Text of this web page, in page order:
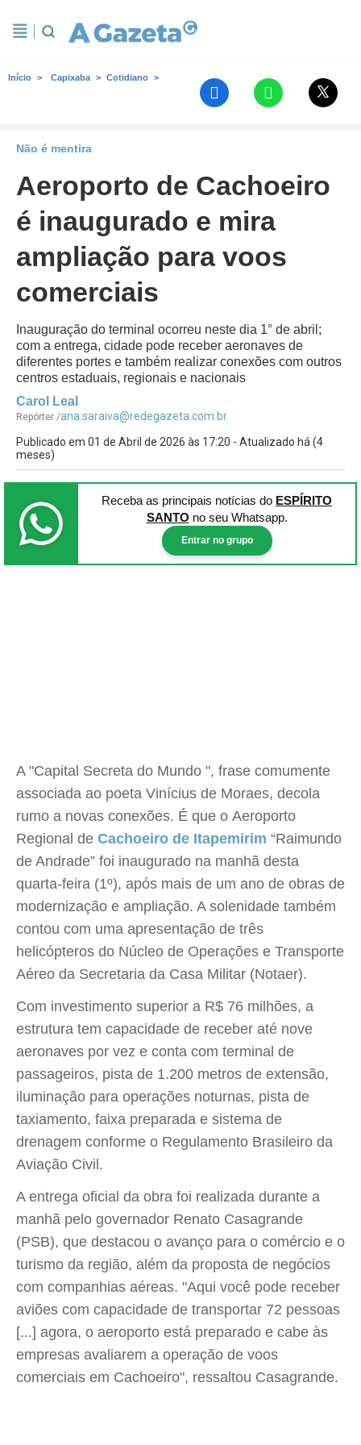
Início Capixaba Cotidiano
Não é mentira
Aeroporto de Cachoeiro
é inaugurado e mira
ampliação para voos
comerciais
Inauguração do terminal ocorreu neste dia 1° de abril;
com a entrega, cidade pode receber aeronaves de
diferentes portes e também realizar conexões com outros
centros estaduais, regionais e nacionais
Carol Leal
Repórter /ana.saraiva@redegazeta.com.br
Publicado em 01 de Abril de 2026 às 17:20 - Atualizado há (4
meses)
Receba as principais notícias do ESPÍRITO
SANTO no seu Whatsapp.
Entrar no grupo
A "Capital Secreta do Mundo ", frase comumente
associada ao poeta Vinícius de Moraes, decola
rumo a novas conexões. É que o Aeroporto
Regional de Cachoeiro de Itapemirim “Raimundo
de Andrade” foi inaugurado na manhã desta
quarta-feira (1º), após mais de um ano de obras de
modernização e ampliação. A solenidade também
contou com uma apresentação de três
helicópteros do Núcleo de Operações e Transporte
Aéreo da Secretaria da Casa Militar (Notaer).
Com investimento superior a R$ 76 milhões, a
estrutura tem capacidade de receber até nove
aeronaves por vez e conta com terminal de
passageiros, pista de 1.200 metros de extensão,
iluminação para operações noturnas, pista de
taxiamento, faixa preparada e sistema de
drenagem conforme o Regulamento Brasileiro da
Aviação Civil.
A entrega oficial da obra foi realizada durante a
manhã pelo governador Renato Casagrande
(PSB), que destacou o avanço para o comércio e o
turismo da região, além da proposta de negócios
com companhias aéreas. "Aqui você pode receber
aviões com capacidade de transportar 72 pessoas
[...] agora, o aeroporto está preparado e cabe às
empresas avaliarem a operação de voos
comerciais em Cachoeiro", ressaltou Casagrande.